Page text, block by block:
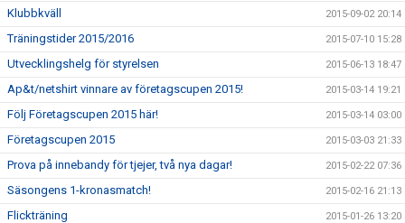
Klubbkväll 2015-09-02 20:14
Träningstider 2015/2016 2015-07-10 15:28
Utvecklingshelg för styrelsen 2015-06-13 18:47
Ap&t/netshirt vinnare av företagscupen 2015! 2015-03-14 19:21
Följ Företagscupen 2015 här! 2015-03-14 03:00
Företagscupen 2015 2015-03-03 21:33
Prova på innebandy för tjejer, två nya dagar! 2015-02-22 07:36
Säsongens 1-kronasmatch! 2015-02-16 21:13
Flickträning 2015-01-26 13:20